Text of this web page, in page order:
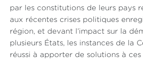
par les constitutions de leurs pays
aux récentes crises politiques
région, et devant l’impact sur la
plusieurs États, les instances de la
réussi à apporter de solutions à